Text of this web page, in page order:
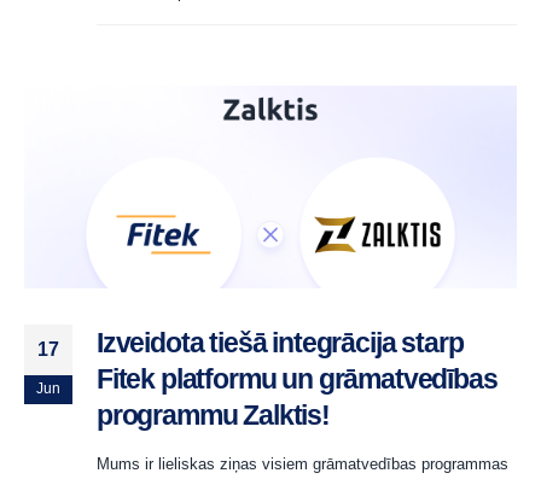
17
Jun
Izveidota tiešā integrācija starp
Fitek platformu un grāmatvedības
programmu Zalktis!
Mums ir lieliskas ziņas visiem grāmatvedības programmas